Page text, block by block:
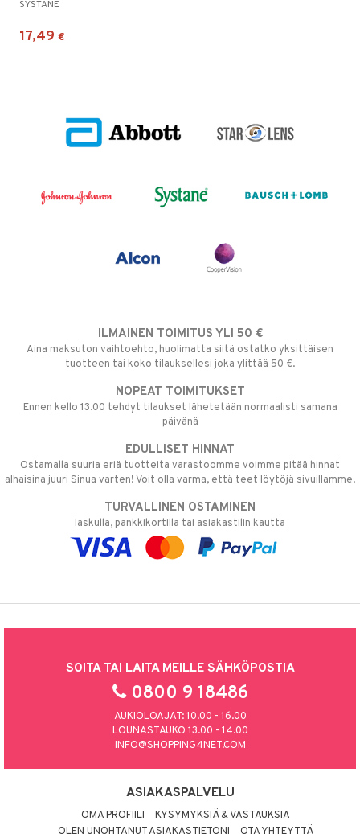
SYSTANE
17,49 €
ILMAINEN TOIMITUS YLI 50 €
Aina maksuton vaihtoehto, huolimatta siitä ostatko yksittäisen
tuotteen tai koko tilauksellesi joka ylittää 50 €.
NOPEAT TOIMITUKSET
Ennen kello 13.00 tehdyt tilaukset lähetetään normaalisti samana
päivänä
EDULLISET HINNAT
Ostamalla suuria eriä tuotteita varastoomme voimme pitää hinnat
alhaisina juuri Sinua varten! Voit olla varma, että teet löytöjä sivuillamme.
TURVALLINEN OSTAMINEN
laskulla, pankkikortilla tai asiakastilin kautta
SOITA TAI LAITA MEILLE SÄHKÖPOSTIA
0800 9 18486
AUKIOLOAJAT: 10.00 - 16.00
LOUNASTAUKO 13.00 - 14.00
INFO@SHOPPING4NET.COM
ASIAKASPALVELU
OMA PROFIILI
KYSYMYKSIÄ & VASTAUKSIA
OLEN UNOHTANUT ASIAKASTIETONI
OTA YHTEYTTÄ